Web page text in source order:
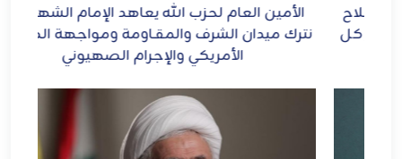
الأمين العام لحزب الله يعاهد الإمام الشهيد: لن
نترك ميدان الشرف والمقـاومة ومواجهة الطاغوت
الأمريكي والإجرام الصهيوني